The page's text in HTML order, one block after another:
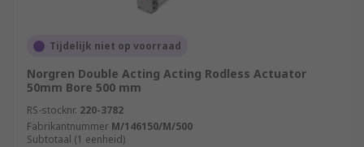
Tijdelijk niet op voorraad
Norgren Double Acting Acting Rodless Actuator
50mm Bore 500 mm
RS-stocknr. 220-3782
Fabrikantnummer M/146150/M/500
Subtotaal (1 eenheid)